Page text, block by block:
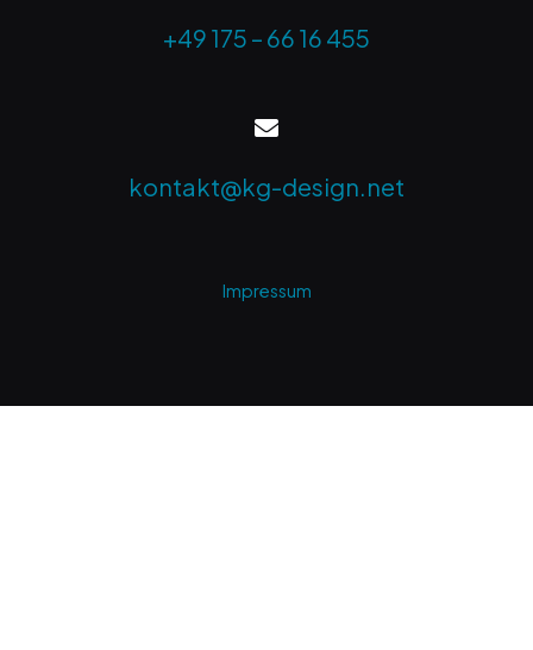
+49 175 – 66 16 455
kontakt@kg-design.net
Impressum